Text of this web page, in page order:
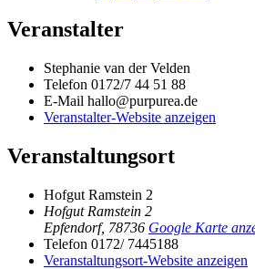
Veranstalter
Stephanie van der Velden
Telefon 0172/7 44 51 88
E-Mail hallo@purpurea.de
Veranstalter-Website anzeigen
Veranstaltungsort
Hofgut Ramstein 2
Hofgut Ramstein 2
Epfendorf, 78736 Google Karte
Telefon 0172/ 7445188
Veranstaltungsort-Website anzeigen